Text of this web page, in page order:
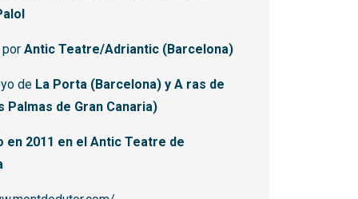
Antic Teatre/Adriantic (Barcelona)
de La Porta (Barcelona) y A ras de
Palmas de Gran Canaria)
en 2011 en el Antic Teatre de